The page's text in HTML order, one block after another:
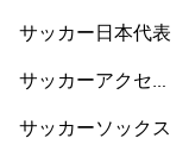
サッカー日本代表
サッカーアクセサ
サッカーソックス